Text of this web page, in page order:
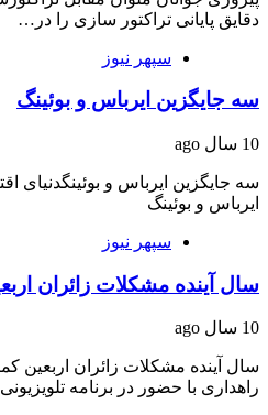
دقایق پایانی تراکتور سازی را در…
سپهر نیوز
سه جایگزین ایرباس و بوئینگ
10 سال ago
سه جایگزین ایرباس و بوئینگدنیای
ایرباس و بوئینگ
سپهر نیوز
سال آینده مشکلات زائران
10 سال ago
سال آینده مشکلات زائران اربعین
راهداری با حضور در برنامه